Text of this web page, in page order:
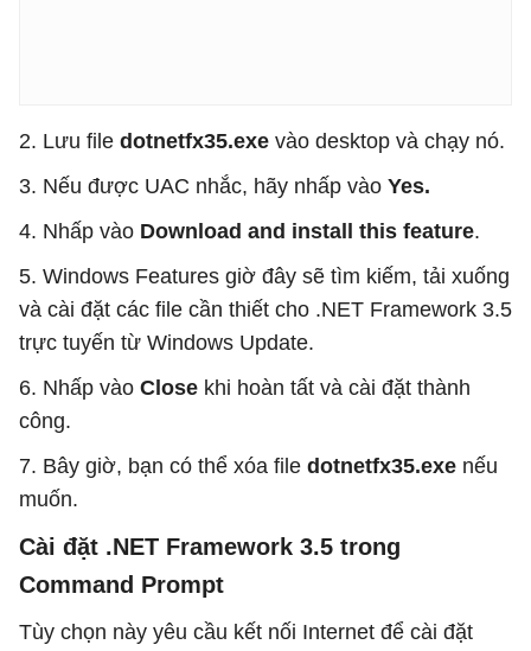
2. Lưu file dotnetfx35.exe vào desktop và chạy nó.
3. Nếu được UAC nhắc, hãy nhấp vào Yes.
4. Nhấp vào Download and install this feature.
5. Windows Features giờ đây sẽ tìm kiếm, tải xuống
và cài đặt các file cần thiết cho .NET Framework 3.5
trực tuyến từ Windows Update.
6. Nhấp vào Close khi hoàn tất và cài đặt thành
công.
7. Bây giờ, bạn có thể xóa file dotnetfx35.exe nếu
muốn.
Cài đặt .NET Framework 3.5 trong
Command Prompt
Tùy chọn này yêu cầu kết nối Internet để cài đặt